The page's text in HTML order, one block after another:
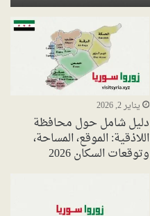
يناير 2, 2026
دليل شامل حول محافظة
اللاذقية: الموقع، المساحة،
وتوقعات السكان 2026